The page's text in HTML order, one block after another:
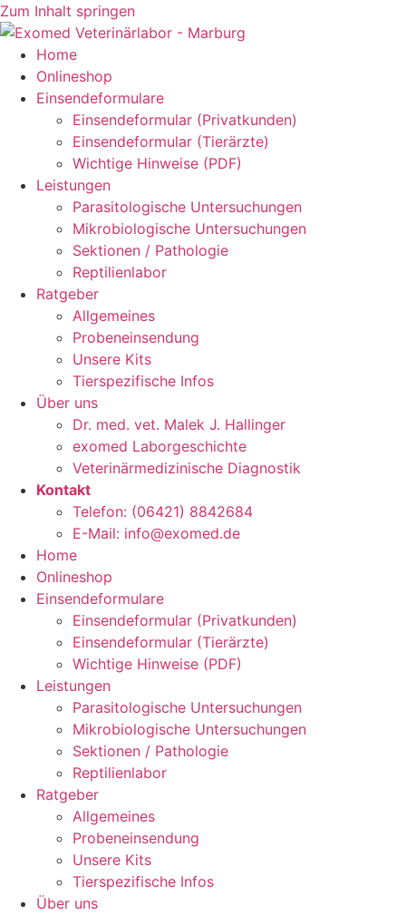
Zum Inhalt springen
Home
Onlineshop
Einsendeformulare
Einsendeformular (Privatkunden)
Einsendeformular (Tierärzte)
Wichtige Hinweise (PDF)
Leistungen
Parasitologische Untersuchungen
Mikrobiologische Untersuchungen
Sektionen / Pathologie
Reptilienlabor
Ratgeber
Allgemeines
Probeneinsendung
Unsere Kits
Tierspezifische Infos
Über uns
Dr. med. vet. Malek J. Hallinger
exomed Laborgeschichte
Veterinärmedizinische Diagnostik
Kontakt
Telefon: (06421) 8842684
E-Mail: info@exomed.de
Home
Onlineshop
Einsendeformulare
Einsendeformular (Privatkunden)
Einsendeformular (Tierärzte)
Wichtige Hinweise (PDF)
Leistungen
Parasitologische Untersuchungen
Mikrobiologische Untersuchungen
Sektionen / Pathologie
Reptilienlabor
Ratgeber
Allgemeines
Probeneinsendung
Unsere Kits
Tierspezifische Infos
Über uns